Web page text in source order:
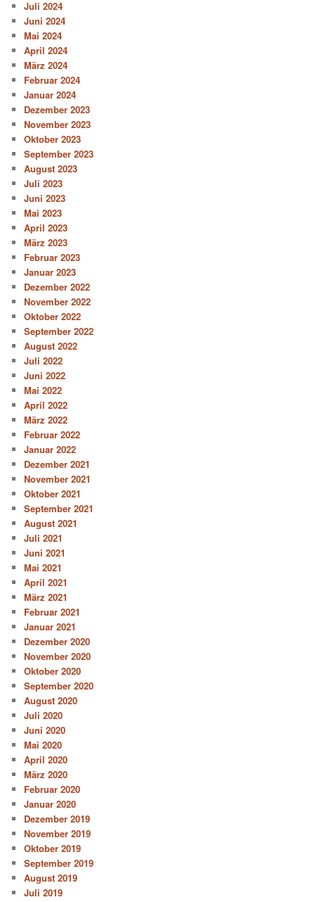
Juli 2024
Juni 2024
Mai 2024
April 2024
März 2024
Februar 2024
Januar 2024
Dezember 2023
November 2023
Oktober 2023
September 2023
August 2023
Juli 2023
Juni 2023
Mai 2023
April 2023
März 2023
Februar 2023
Januar 2023
Dezember 2022
November 2022
Oktober 2022
September 2022
August 2022
Juli 2022
Juni 2022
Mai 2022
April 2022
März 2022
Februar 2022
Januar 2022
Dezember 2021
November 2021
Oktober 2021
September 2021
August 2021
Juli 2021
Juni 2021
Mai 2021
April 2021
März 2021
Februar 2021
Januar 2021
Dezember 2020
November 2020
Oktober 2020
September 2020
August 2020
Juli 2020
Juni 2020
Mai 2020
April 2020
März 2020
Februar 2020
Januar 2020
Dezember 2019
November 2019
Oktober 2019
September 2019
August 2019
Juli 2019